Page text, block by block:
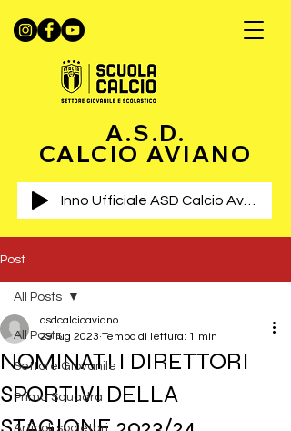
A.S.D.
CALCIO AVIANO
Post
All Posts
Settore Giovanile
Prima Squadra
Articoli societari
All Posts
NOMINATI I DIRETTORI
SPORTIVI DELLA
asdcalcioaviano
29 lug 2023 Tempo di lettura: 1 min